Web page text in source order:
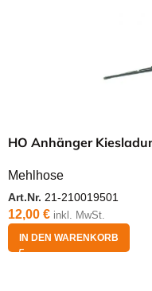
HO Anhänger
Mehlhose
Art.Nr. 21-210019501
12,00 € inkl. MwSt.
IN DEN WARENKORB